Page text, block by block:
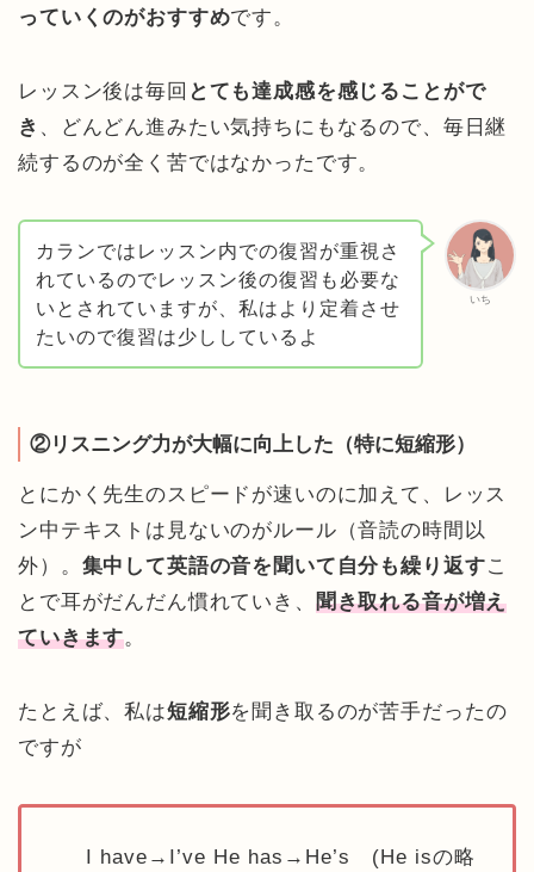
っていくのがおすすめです。
レッスン後は毎回 とても達成感を感じることがで
き 、どんどん進みたい気持ちにもなるので、毎日継
続するのが全く苦ではなかったです。
いち
カランではレッスン内での復習が重視さ
れているのでレッスン後の復習も必要な
いとされていますが、私はより定着させ
たいので復習は少ししているよ
②リスニング力が大幅に向上した（特に短縮形）
とにかく先生のスピードが速いのに加えて、レッス
ン中テキストは見ないのがルール（音読の時間以
外）。 集中して英語の音を聞いて自分も繰り返すこ
とで耳がだんだん慣れていき、 聞き取れる音が増え
ていきます。
たとえば、私は短縮形を聞き取るのが苦手だったの
ですが
I have→I’ve He has→He’s (He isの略